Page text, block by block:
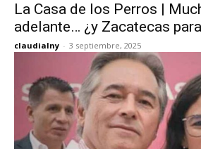
La Casa de los Perros |
adelante… ¿y Zacatecas
claudialny - 3 septiembre, 2025